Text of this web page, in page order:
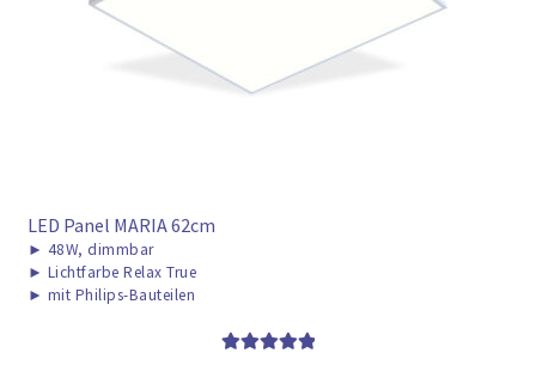
LED Panel MARIA 62cm
► 48W, dimmbar
► Lichtfarbe Relax True
► mit Philips-Bauteilen